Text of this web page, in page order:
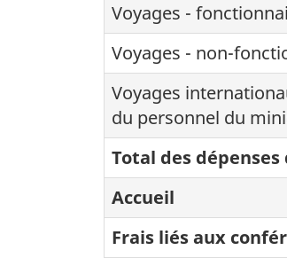
Voyages -
Voyages - non-
Voyages
du personnel du
Total des dépenses
Accueil
Frais liés aux